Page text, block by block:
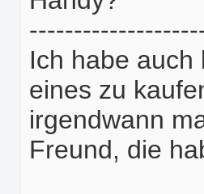
Ich habe
eines zu
irgendwann
Freund, die